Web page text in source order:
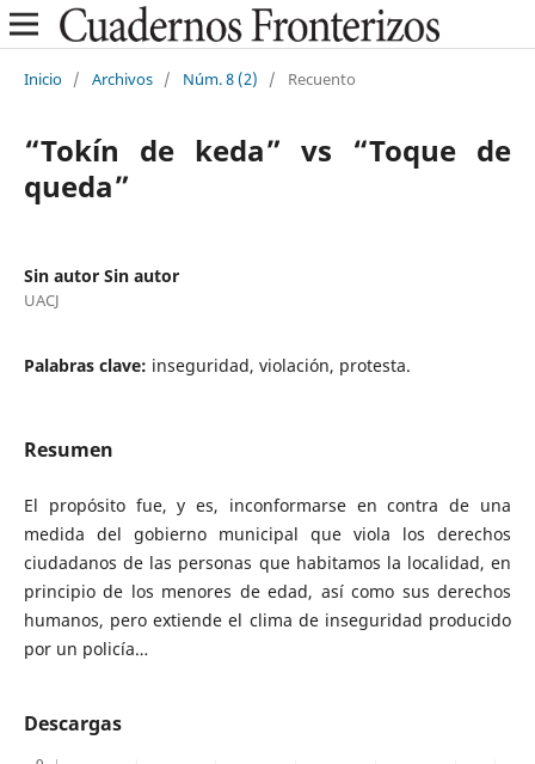
Inicio / Archivos / Núm. 8 (2) / Recuento
“Tokín de keda” vs “Toque de
queda”
Sin autor Sin autor
UACJ
Palabras clave: inseguridad, violación, protesta.
Resumen
El propósito fue, y es, inconformarse en contra de una
medida del gobierno municipal que viola los derechos
ciudadanos de las personas que habitamos la localidad, en
principio de los menores de edad, así como sus derechos
humanos, pero extiende el clima de inseguridad producido
por un policía…
Descargas